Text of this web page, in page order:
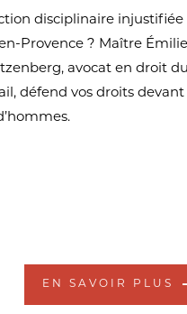
disciplinaire injustifiée
Provence ? Maître
avocat en droit
défend vos droits devant
EN SAVOIR PLUS